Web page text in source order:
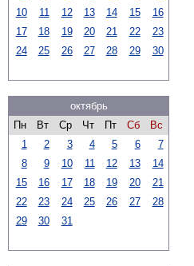
10
11 12 13 14 15
16
17
18 19 20 21 22
23
24
25 26 27 28 29 30
октябрь
Пн
Вт Ср Чт Пт Сб
Вс
1
2 3 4 5 6
7
8
9 10 11 12 13
14
15
16 17 18 19 20
21
22
23 24 25 26 27
28
29
30 31